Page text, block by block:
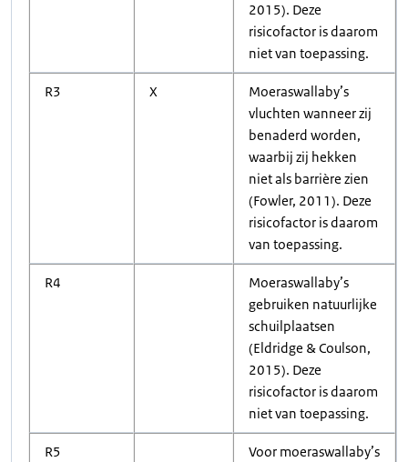
2015). Deze
risicofactor is daarom
niet van toepassing.
R3 X
Moeraswallaby’s
vluchten wanneer zij
benaderd worden,
waarbij zij hekken
niet als barrière zien
(Fowler, 2011). Deze
risicofactor is daarom
van toepassing.
R4
Moeraswallaby’s
gebruiken natuurlijke
schuilplaatsen
(Eldridge & Coulson,
2015). Deze
risicofactor is daarom
niet van toepassing.
R5
Voor moeraswallaby’s